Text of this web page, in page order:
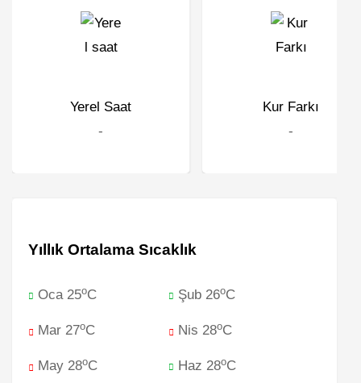
Yerel Saat
-
Kur Farkı
-
Yıllık Ortalama Sıcaklık
Oca 25oC Şub 26oC
Mar 27oC Nis 28oC
May 28oC Haz 28oC